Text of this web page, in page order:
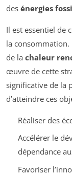
des énergies
Il est essentiel de
la consommation.
de la chaleur
œuvre de cette
significative de la
d’atteindre ces
Réaliser des
Accélérer le
dépendance
Favoriser